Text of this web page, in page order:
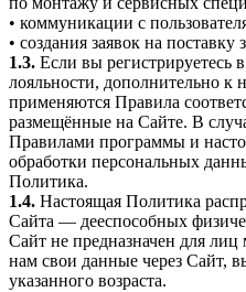
• коммуникации с
• создания заявок на
1.3. Если вы регистрируетесь
лояльности, дополнительно к
применяются Правила
размещённые на Сайте. В
Правилами программы и
обработки персональных
Политика.
1.4. Настоящая Политика
Сайта — дееспособных
Сайт не предназначен для лиц
нам свои данные через Сайт,
указанного возраста.